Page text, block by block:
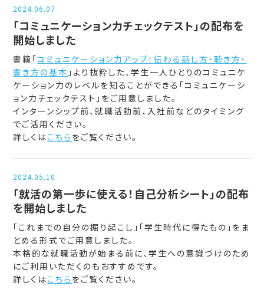
2024.06.07
「コミュニケーション力チェックテスト」の配布を
開始しました
書籍「コミュニケーション力アップ！伝わる話し方・聴き方・
書き方の基本 」より抜粋した、学生一人ひとりのコミュニケ
ケーション力のレベルを知ることができる「コミュニケーシ
ョン力チェックテスト」をご用意しました。
インターンシップ前、就職活動前、入社前などのタイミング
でご活用ください。
詳しくはこちら をご覧ください。
2024.05.10
「就活の第一歩に使える！自己分析シート」の配布
を開始しました
「これまでの自分の掘り起こし」「学生時代に得たもの」をま
とめる形式でご用意しました。
本格的な就職活動が始まる前に、学生への意識づけのため
にご利用いただくのもおすすめです。
詳しくはこちら をご覧ください。